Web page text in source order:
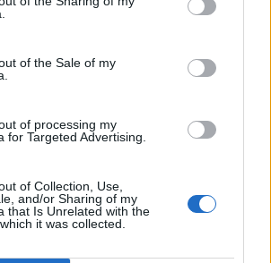
of the Sale of my
of processing my
for Targeted Advertising.
of Collection, Use,
and/or Sharing of my
that Is Unrelated with the
it was collected.
από 50.000 ευρώ
τους
πολιτική απορρήτου
X